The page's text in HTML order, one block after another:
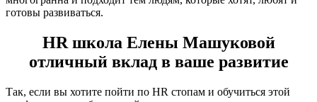
готовы развиваться.
HR школа Елены Машуковой
отличный вклад в ваше развитие
Так, если вы хотите пойти по HR стопам и обучиться этой